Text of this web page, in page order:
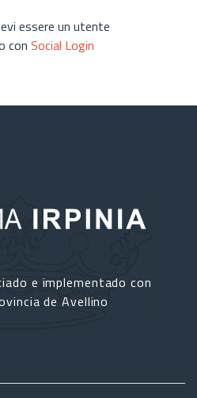
essere un utente
con Social Login
e implementado con
de Avellino